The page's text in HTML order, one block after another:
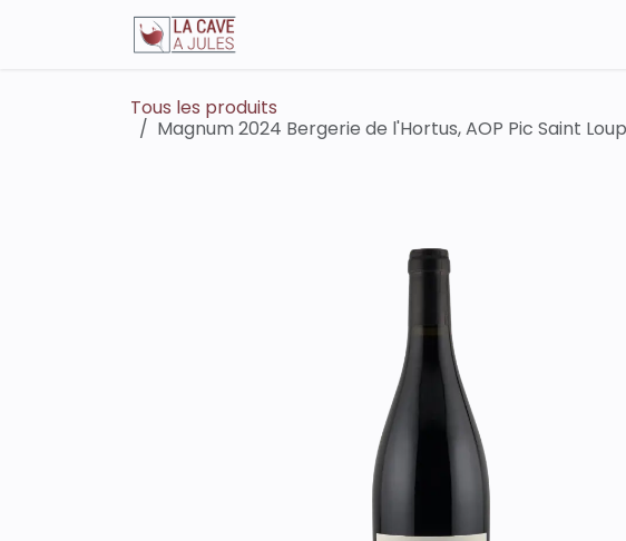
Se rendre au contenu
Tous les produits
Magnum 2024 Bergerie de l'Hortus, AOP Pic Saint